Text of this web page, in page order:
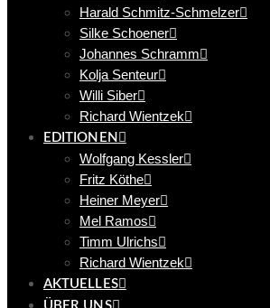
Harald Schmitz-Schmelzer
Silke Schoener
Johannes Schramm
Kolja Senteur
Willi Siber
Richard Wientzek
EDITIONEN
Wolfgang Kessler
Fritz Köthe
Heiner Meyer
Mel Ramos
Timm Ulrichs
Richard Wientzek
AKTUELLES
ÜBER UNS